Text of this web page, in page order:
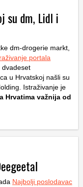
su dm, Lidl i
dm-drogerie markt,
portala
dvadeset
u Hrvatskoj našli su
Istraživanje je
Hrvatima važnija od
Najbolji poslodavac